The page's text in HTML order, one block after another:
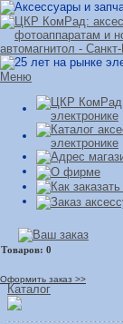
Меню
Оформить заказ >>
Каталог